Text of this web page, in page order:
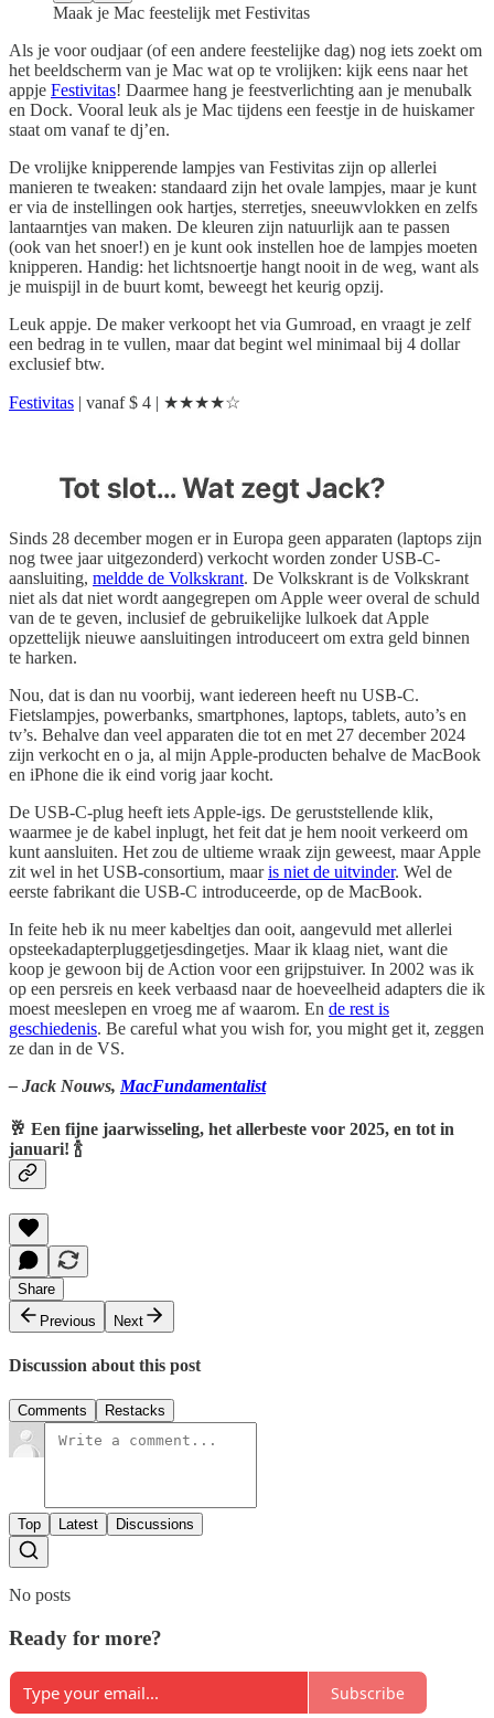
Maak je Mac feestelijk met Festivitas
Als je voor oudjaar (of een andere feestelijke dag) nog iets zoekt om
het beeldscherm van je Mac wat op te vrolijken: kijk eens naar het
appje Festivitas! Daarmee hang je feestverlichting aan je menubalk
en Dock. Vooral leuk als je Mac tijdens een feestje in de huiskamer
staat om vanaf te dj’en.
De vrolijke knipperende lampjes van Festivitas zijn op allerlei
manieren te tweaken: standaard zijn het ovale lampjes, maar je kunt
er via de instellingen ook hartjes, sterretjes, sneeuwvlokken en zelfs
lantaarntjes van maken. De kleuren zijn natuurlijk aan te passen
(ook van het snoer!) en je kunt ook instellen hoe de lampjes moeten
knipperen. Handig: het lichtsnoertje hangt nooit in de weg, want als
je muispijl in de buurt komt, beweegt het keurig opzij.
Leuk appje. De maker verkoopt het via Gumroad, en vraagt je zelf
een bedrag in te vullen, maar dat begint wel minimaal bij 4 dollar
exclusief btw.
Festivitas | vanaf $ 4 | ★★★★☆
Sinds 28 december mogen er in Europa geen apparaten (laptops zijn
nog twee jaar uitgezonderd) verkocht worden zonder USB-C-
aansluiting, meldde de Volkskrant. De Volkskrant is de Volkskrant
niet als dat niet wordt aangegrepen om Apple weer overal de schuld
van de te geven, inclusief de gebruikelijke lulkoek dat Apple
opzettelijk nieuwe aansluitingen introduceert om extra geld binnen
te harken.
Nou, dat is dan nu voorbij, want iedereen heeft nu USB-C.
Fietslampjes, powerbanks, smartphones, laptops, tablets, auto’s en
tv’s. Behalve dan veel apparaten die tot en met 27 december 2024
zijn verkocht en o ja, al mijn Apple-producten behalve de MacBook
en iPhone die ik eind vorig jaar kocht.
De USB-C-plug heeft iets Apple-igs. De geruststellende klik,
waarmee je de kabel inplugt, het feit dat je hem nooit verkeerd om
kunt aansluiten. Het zou de ultieme wraak zijn geweest, maar Apple
zit wel in het USB-consortium, maaris niet de uitvinder. Wel de
eerste fabrikant die USB-C introduceerde, op de MacBook.
In feite heb ik nu meer kabeltjes dan ooit, aangevuld met allerlei
opsteekadapterpluggetjesdingetjes. Maar ik klaag niet, want die
koop je gewoon bij de Action voor een grijpstuiver. In 2002 was ik
op een persreis en keek verbaasd naar de hoeveelheid adapters die ik
moest meeslepen en vroeg me af waarom. En de rest is
geschiedenis. Be careful what you wish for, you might get it, zeggen
ze dan in de VS.
– Jack Nouws, MacFundamentalist
🥂 Een fijne jaarwisseling, het allerbeste voor 2025, en tot in
januari! 🍾
Share
Previous
Next
Discussion about this post
Comments Restacks
Top Latest Discussions
No posts
Ready for more?
Subscribe